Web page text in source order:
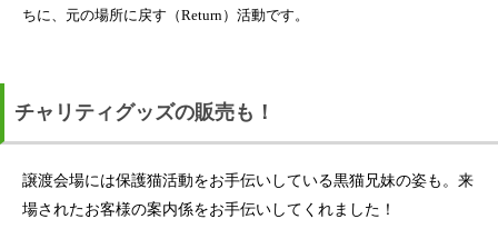
ちに、元の場所に戻す（Return）活動です。
チャリティグッズの販売も！
譲渡会場には保護猫活動をお手伝いしている黒猫兄妹の姿も。来
場されたお客様の案内係をお手伝いしてくれました！